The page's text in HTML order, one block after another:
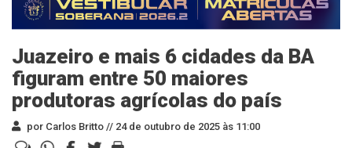
Juazeiro e mais 6 cidades da BA
figuram entre 50 maiores
produtoras agrícolas do país
por Carlos Britto // 24 de outubro de 2025 às 11:00